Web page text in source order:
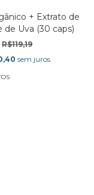
+ Extrato de
de Uva (30 caps)
R$119,19
sem juros